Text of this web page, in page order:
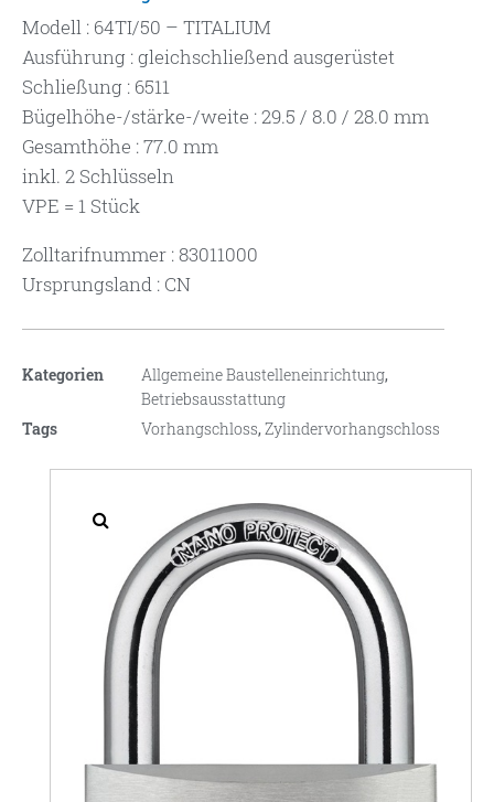
Modell : 64TI/50 – TITALIUM
Ausführung : gleichschließend ausgerüstet
Schließung : 6511
Bügelhöhe-/stärke-/weite : 29.5 / 8.0 / 28.0 mm
Gesamthöhe : 77.0 mm
inkl. 2 Schlüsseln
VPE = 1 Stück
Zolltarifnummer : 83011000
Ursprungsland : CN
Kategorien Allgemeine Baustelleneinrichtung,
Betriebsausstattung
Tags
Vorhangschloss,Zylindervorhangschloss